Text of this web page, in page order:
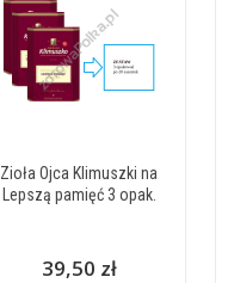
Zioła Ojca Klimuszki na
Lepszą pamięć 3 opak.
39,50 zł